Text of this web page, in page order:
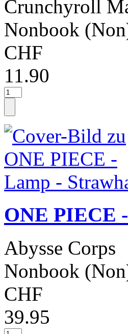
Crunchyroll
Nonbook
CHF
11.90
ONE PIECE
Abysse Corps
Nonbook
CHF
39.95